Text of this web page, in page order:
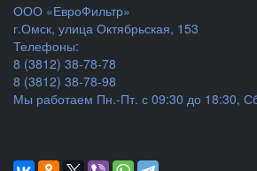
ООО «ЕвроФильтр»
г.Омск, улица Октябрьская, 153
Телефоны:
8 (3812) 38-78-78
8 (3812) 38-78-98
Мы работаем Пн.-Пт. с 09:30 до 18:30,